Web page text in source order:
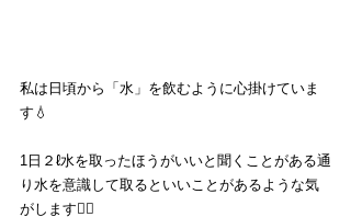
私は日頃から「水」を飲むように心掛けていま
す💧
1日２ℓ水を取ったほうがいいと聞くことがある通
り水を意識して取るといいことがあるような気
がします💁‍♂️